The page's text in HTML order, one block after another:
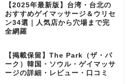
【2025年最新版】台湾・台北の
おすすめゲイマッサージ＆ウリセ
ン34選｜人気店から穴場まで完
全網羅
【掲載保留】The Park（ザ・パ
ーク）韓国・ソウル・ゲイマッサ
ージの詳細・レビュー・口コミ